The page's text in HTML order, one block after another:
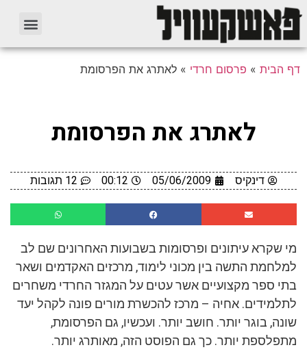
דף הבית » פרסום חרדי » לאתרג את הפרסומת
לאתרג את הפרסומת
דינקיס 05/06/2009
00:12 12 תגובות
מי שקרא עיתונים ופרסומות בשבועות האחרונים שם לב
למלחמת התשה בין מכוני לימוד, מרכזים האקדמים ושאר
בתי ספר מקצועיים אשר עטים על המגזר החרדי משחרים
לתלמידים. אחיה – מרכז להכשרת מורים פונה לקהל יעד
שונה, בוגר יותר. חושב יותר. ועכשיו, גם הפרסומת,
מתפלספת יותר. כך גם הפוסט הזה, מאותרג יותר.